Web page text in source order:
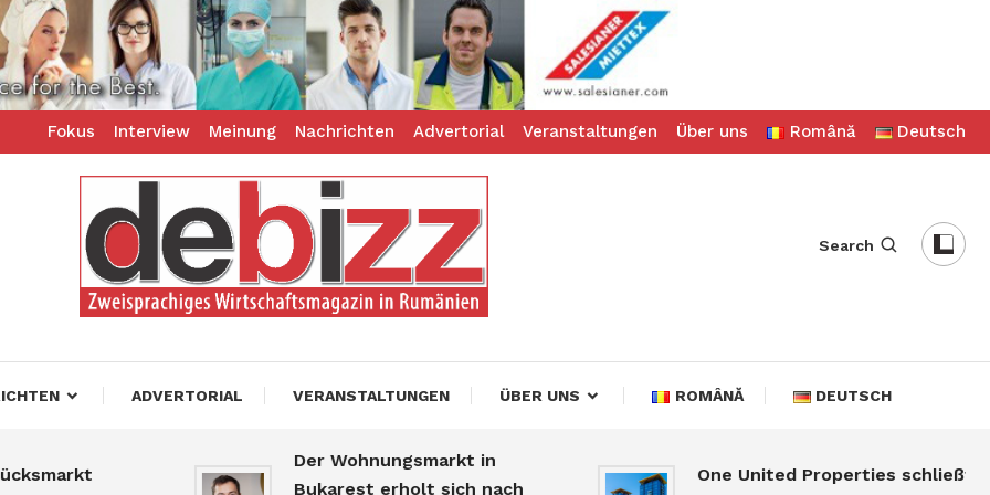
Fokus Interview Meinung Nachrichten Advertorial Veranstaltungen Über uns Română Deutsch
Search
ADVERTORIAL VERANSTALTUNGEN ÜBER UNS ROMÂNĂ DEUTSCH
Der Wohnungsmarkt in
Bukarest erholt sich nach
One United Properties schließt